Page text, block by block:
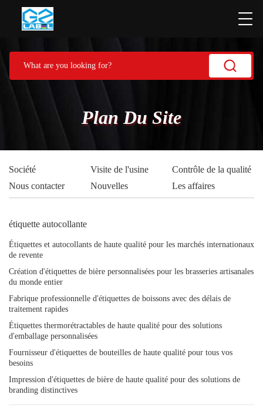
Plan Du Site
Société Visite de l'usine
Contrôle de la qualité
Nous contacter
Nouvelles Les affaires
étiquette autocollante
Étiquettes et autocollants de haute qualité pour les marchés internationaux
de revente
Création d'étiquettes de bière personnalisées pour les brasseries artisanales
du monde entier
Fabrique professionnelle d'étiquettes de boissons avec des délais de
traitement rapides
Étiquettes thermorétractables de haute qualité pour des solutions
d'emballage personnalisées
Fournisseur d'étiquettes de bouteilles de haute qualité pour tous vos
besoins
Impression d'étiquettes de bière de haute qualité pour des solutions de
branding distinctives